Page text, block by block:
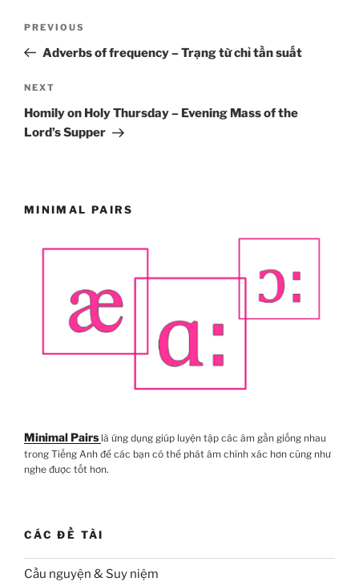
Previous
Post
PREVIOUS
Adverbs of frequency – Trạng từ chỉ tần suất
Next
Post
NEXT
Homily on Holy Thursday – Evening Mass of the
Lord’s Supper
MINIMAL PAIRS
Minimal Pairs là ứng dụng giúp luyện tập các âm gần giống nhau
trong Tiếng Anh để các bạn có thể phát âm chính xác hơn cũng như
nghe được tốt hơn.
CÁC ĐỀ TÀI
Cầu nguyện & Suy niệm